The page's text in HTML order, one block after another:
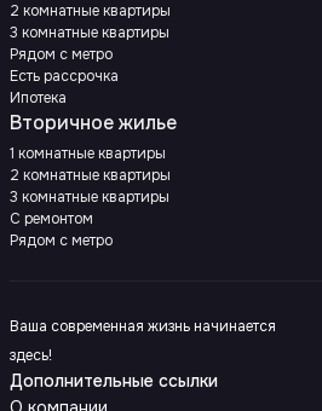
2 комнатные квартиры
3 комнатные квартиры
Рядом с метро
Есть рассрочка
Ипотека
Вторичное жилье
1 комнатные квартиры
2 комнатные квартиры
3 комнатные квартиры
С ремонтом
Рядом с метро
Ваша современная жизнь начинается
здесь!
Дополнительные ссылки